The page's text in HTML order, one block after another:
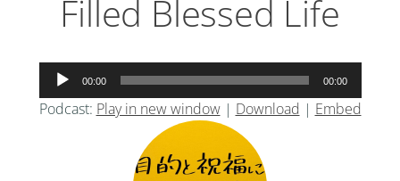
Filled Blessed Life
声
プ
00:00 00:00
Podcast: Play in new window| Download | Embed